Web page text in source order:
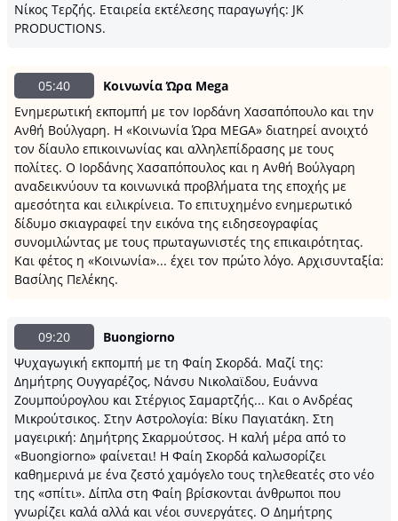
Νίκος Τερζής. Εταιρεία εκτέλεσης παραγωγής: JK
PRODUCTIONS.
05:40
Κοινωνία Ώρα Μega
Ενημερωτική εκπομπή με τον Ιορδάνη Χασαπόπουλο και την
Ανθή Βούλγαρη. Η «Κοινωνία Ώρα MEGA» διατηρεί ανοιχτό
τον δίαυλο επικοινωνίας και αλληλεπίδρασης με τους
πολίτες. O Ιορδάνης Χασαπόπουλος και η Ανθή Βούλγαρη
αναδεικνύουν τα κοινωνικά προβλήματα της εποχής με
αμεσότητα και ειλικρίνεια. To επιτυχημένο ενημερωτικό
δίδυμο σκιαγραφεί την εικόνα της ειδησεογραφίας
συνομιλώντας με τους πρωταγωνιστές της επικαιρότητας.
Και φέτος η «Κοινωνία»... έχει τον πρώτο λόγο. Αρχισυνταξία:
Βασίλης Πελέκης.
09:20
Buongiorno
Ψυχαγωγική εκπομπή με τη Φαίη Σκορδά. Μαζί της:
Δημήτρης Ουγγαρέζος, Νάνσυ Νικολαϊδου, Ευάννα
Ζουμπούρογλου και Στέργιος Σαμαρτζής... Και ο Ανδρέας
Μικρούτσικος. Στην Αστρολογία: Βίκυ Παγιατάκη. Στη
μαγειρική: Δημήτρης Σκαρμούτσος. Η καλή μέρα από το
«Buongiorno» φαίνεται! Η Φαίη Σκορδά καλωσορίζει
καθημερινά με ένα ζεστό χαμόγελο τους τηλεθεατές στο νέο
της «σπίτι». Δίπλα στη Φαίη βρίσκονται άνθρωποι που
γνωρίζει καλά αλλά και νέοι συνεργάτες. Ο Δημήτρης